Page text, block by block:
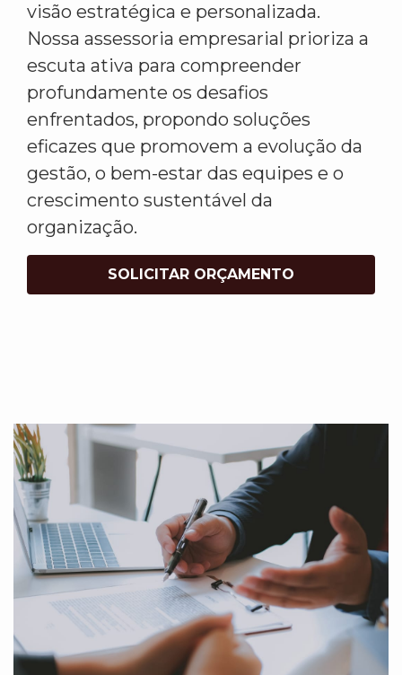
visão estratégica e personalizada.
Nossa assessoria empresarial prioriza a
escuta ativa para compreender
profundamente os desafios
enfrentados, propondo soluções
eficazes que promovem a evolução da
gestão, o bem-estar das equipes e o
crescimento sustentável da
organização.
SOLICITAR ORÇAMENTO